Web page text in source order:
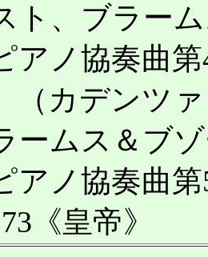
ト、ブラー
ノ協奏曲第
カデンツァ
ームス＆ブ
ノ協奏曲第
《皇帝》